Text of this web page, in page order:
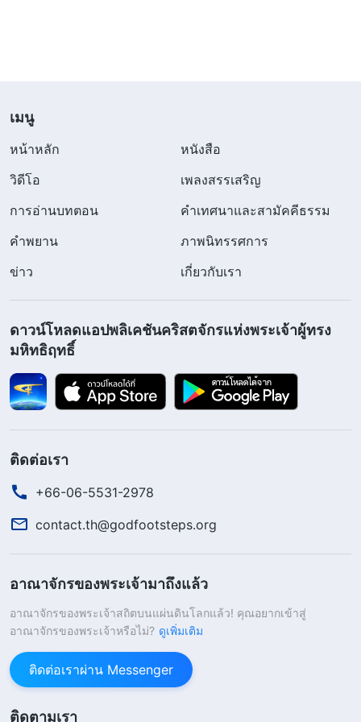
เหล่านี้คือโซ่ตรวนแห่งธรรมชาติอันเสื่อมทรามของ
ซาตานที่ผูกมัดพวกมนุษย
(“จงมอบหัวใจอันแท้จริงของ
เจ้าแด่พระเจ้า และเจ้าจึงจะสามารถได้มาซึ่งความจริง” ใน
บันทึกปาฐกถาของพระคริสต์)
พระวจนะของพระเจ้าเปิด
เผยสภาวะของฉันอย่างหมดเปลือก และตรงเข้าสู่หัวใจ
ของฉัน ฉันได้ทบทวนว่าทำไมฉันจึงใช้ชีวิตอยู่ใน
แรงกล้าเกินไป และอุปนิสัยของฉันที่โอหังมากเกินไป
ฉันคิดย้อนกลับไปถึงตอนที่ฉันเพิ่งเริ่มทำหน้าที่นี้ ตอน
ที่ฉันประสบความสำเร็จบ้างแล้วในงานของฉัน และ
เหล่าพี่น้องชายหญิงให้ความเคารพฉัน ฉันก็รู้สึกชื่นชม
ทำงานกับน้องสาวเซี่ย และได้เห็นว่าเธอทำได้ดีกว่าฉัน
ฉันก็กลายเป็นคนขี้อิจฉา ไม่พอใจ และแข่งขันกับเธอ
อยู่ตลอดเวลา พอฉันไม่สามารถอยู่เหนือเธอได้ ฉันก็
เพียงแต่ฉันไม่ช่วยเธอสามัคคีธรรมเท่านั้น ฉันยัง
ปฏิเสธที่จะช่วยเหลือ และรู้สึกบันเทิงกับความผิดพลาด
ของเธออีกด้วย ฉันตั้งใจที่จะเห็นเธออับอายขายหน้า
เมนู
หน้าหลัก
หนังสือ
วิดีโอ
เพลงสรรเสริญ
การอ่านบทตอน
คำเทศนาและสามัคคีธรรม
คำพยาน
ภาพนิทรรศการ
ข่าว
เกี่ยวกับเรา
ดาวน์โหลดแอปพลิเคชันคริสตจักรแห่งพระเจ้าผู้ทรง
มหิทธิฤทธิ์
ติดต่อเรา
+66-06-5531-2978
contact.th@godfootsteps.org
อาณาจักรของพระเจ้ามาถึงแล้ว
อาณาจักรของพระเจ้าสถิตบนแผ่นดินโลกแล้ว! คุณอยากเข้าสู่
อาณาจักรของพระเจ้าหรือไม่? ดูเพิ่มเติม
ติดต่อเราผ่าน Messenger
ติดตามเรา